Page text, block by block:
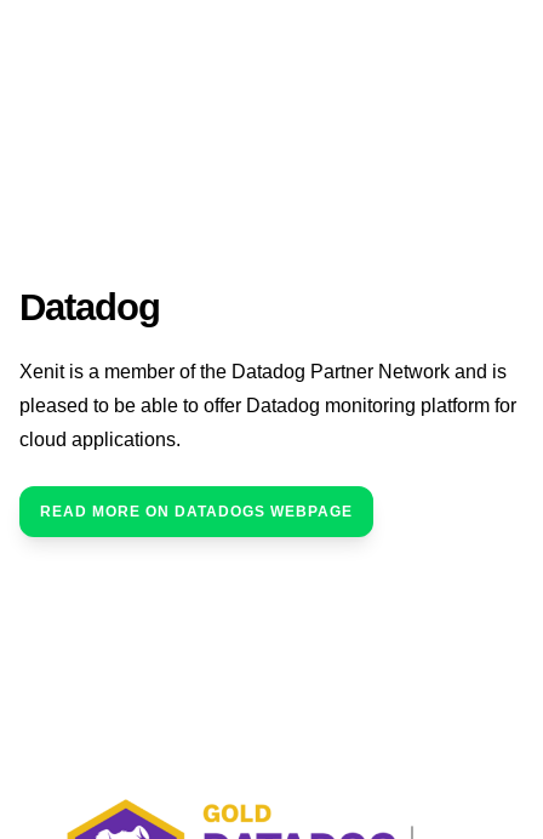
Datadog
Xenit is a member of the Datadog Partner Network and is
pleased to be able to offer Datadog monitoring platform for
cloud applications.
READ MORE ON DATADOGS WEBPAGE